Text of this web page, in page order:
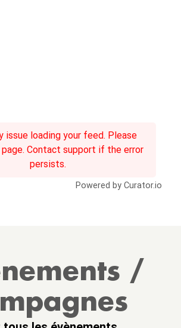
issue loading your feed. Please
Contact support if the error
persists.
Powered by Curator.io
/